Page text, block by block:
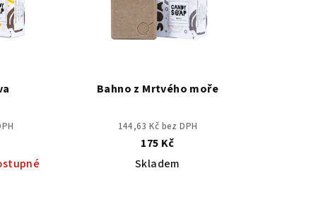
Bahno z Mrtvého moře
144,63 Kč bez DPH
175 Kč
Skladem